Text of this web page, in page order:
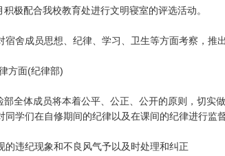
配合我校教育处进行文明寝室的评选活动。
成员思想、纪律、学习、卫生等方面考察，推出
面(纪律部)
体成员将本着公平、公正、公开的原则，切实
同学们在自修期间的纪律以及在课间的纪律进行监督
违纪现象和不良风气予以及时处理和纠正